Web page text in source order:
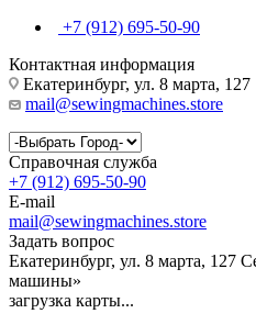
+7 (912) 695-50-90
Контактная информация
Екатеринбург, ул. 8 марта, 127
mail@sewingmachines.store
Справочная служба
+7 (912) 695-50-90
E-mail
mail@sewingmachines.store
Задать вопрос
Екатеринбург, ул. 8 марта, 127
машины»
загрузка карты...